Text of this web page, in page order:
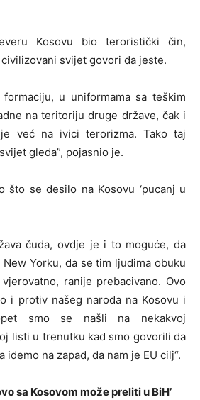
Kosovu bio teroristički čin,
svijet govori da jeste.
formaciju, u uniformama sa teškim
na teritoriju druge države, čak i
već na ivici terorizma. Tako taj
gleda”, pojasnio je.
što se desilo na Kosovu ‘pucanj u
čuda, ovdje je i to moguće, da
Yorku, da se tim ljudima obuku
ranije prebacivano. Ovo
i protiv našeg naroda na Kosovu i
smo se našli na nekakvoj
listi u trenutku kad smo govorili da
na zapad, da nam je EU cilj“.
sa Kosovom može preliti u BiH’